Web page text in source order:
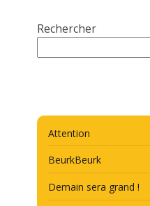
Rechercher
Attention
BeurkBeurk
Demain sera grand !